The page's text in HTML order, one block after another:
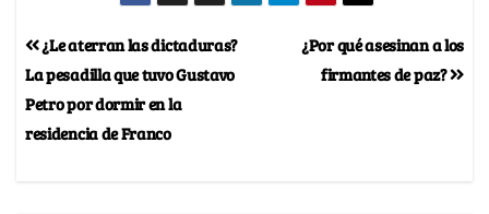
¿Por qué asesinan a los
firmantes de paz?
¿Le aterran las dictaduras?
La pesadilla que tuvo Gustavo
Petro por dormir en la
residencia de Franco